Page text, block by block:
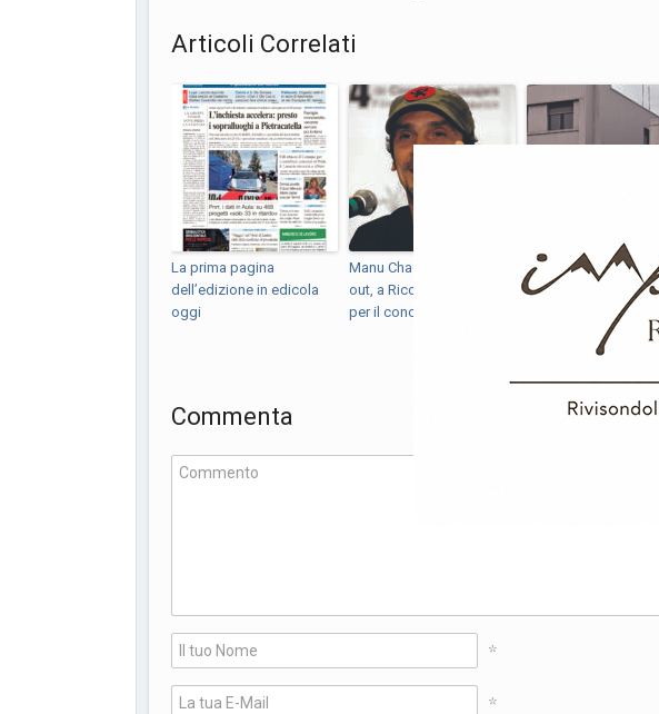
Articoli Correlati
La prima pagina
dell’edizione in edicola
oggi
Manu Chao verso il sold
out, a Riccia tutto pronto
per il concert...
Termoli, spedizione
punitiva in via Pertini:
Commenta
*
*